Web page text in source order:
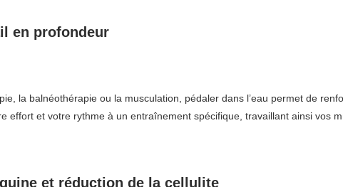
en profondeur
la balnéothérapie ou la musculation, pédaler dans l’eau permet de
effort et votre rythme à un entraînement spécifique, travaillant ainsi vos
et réduction de la cellulite